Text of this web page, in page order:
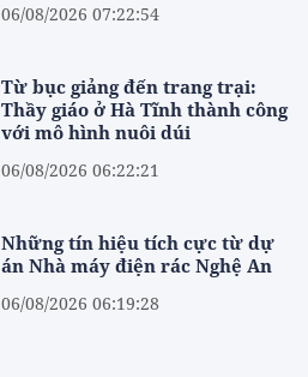
06/08/2026 07:22:54
Từ bục giảng đến trang trại:
Thầy giáo ở Hà Tĩnh thành công
với mô hình nuôi dúi
06/08/2026 06:22:21
Những tín hiệu tích cực từ dự
án Nhà máy điện rác Nghệ An
06/08/2026 06:19:28